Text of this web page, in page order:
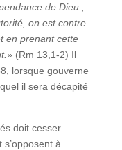
de Dieu ;
on est contre
en prenant cette
(Rm 13,1‑2) Il
lorsque gouverne
il sera décapité
doit cesser
s’opposent à